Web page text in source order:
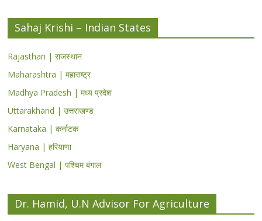
Sahaj Krishi – Indian States
Rajasthan | राजस्थान
Maharashtra | महाराष्ट्र
Madhya Pradesh | मध्य प्रदेश
Uttarakhand | उत्तराखण्ड
Karnataka | कर्नाटक
Haryana | हरियाणा
West Bengal | पश्चिम बंगाल
Dr. Hamid, U.N Advisor For Agriculture